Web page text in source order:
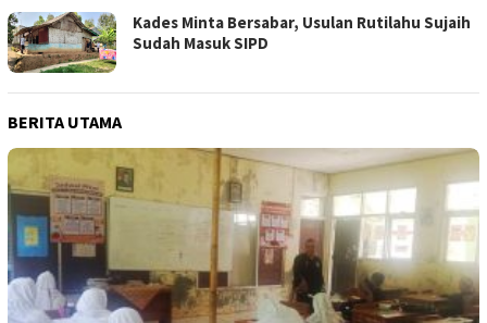
Kades Minta Bersabar, Usulan Rutilahu Sujaih
Sudah Masuk SIPD
BERITA UTAMA